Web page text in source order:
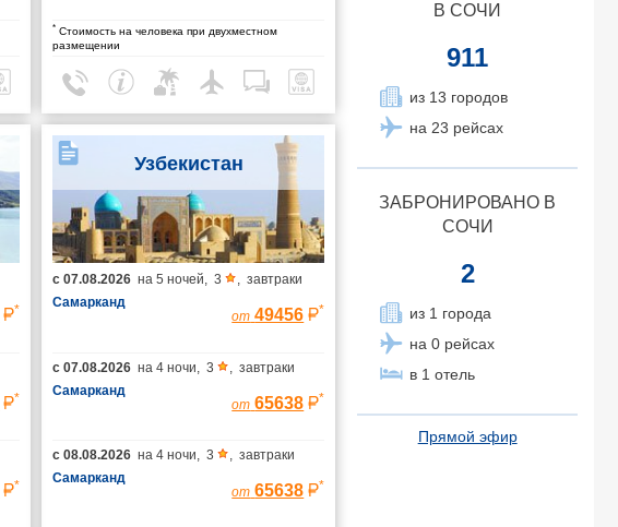
В СОЧИ
911
из 13 городов
на 23 рейсах
ЗАБРОНИРОВАНО В
СОЧИ
2
из 1 города
на 0 рейсах
в 1 отель
Прямой эфир
* Стоимость на человека при двухместном
размещении
*
*
*
Узбекистан
с07.08.2026 на5 ночей,3 ,завтраки
Самарканд
от 49456 *
с07.08.2026 на4 ночи,3 ,завтраки
Самарканд
от 65638 *
с08.08.2026 на4 ночи,3 ,завтраки
Самарканд
от 65638 *